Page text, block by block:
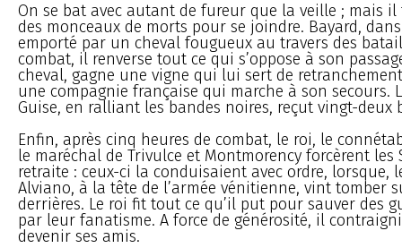
On se bat avec autant de fureur que la veille ; mais
des monceaux de morts pour se joindre. Bayard,
emporté par un cheval fougueux au travers des
combat, il renverse tout ce qui s’oppose à son
cheval, gagne une vigne qui lui sert de
une compagnie française qui marche à son secours.
Guise, en ralliant les bandes noires, reçut vingt-deux
Enfin, après cinq heures de combat, le roi, le
le maréchal de Trivulce et Montmorency forcèrent les
retraite : ceux-ci la conduisaient avec ordre, lorsque,
Alviano, à la tête de l’armée vénitienne, vint tomber
derrières. Le roi fit tout ce qu’il put pour sauver des
par leur fanatisme. A force de générosité, il
devenir ses amis.